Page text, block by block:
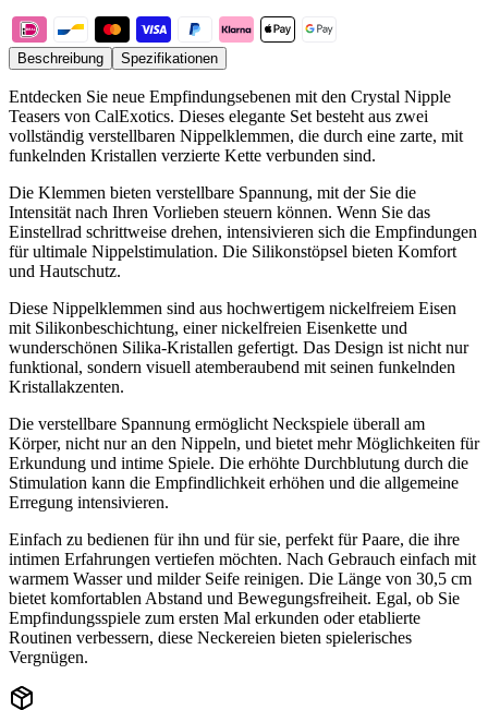
Beschreibung Spezifikationen
Entdecken Sie neue Empfindungsebenen mit den Crystal Nipple
Teasers von CalExotics. Dieses elegante Set besteht aus zwei
vollständig verstellbaren Nippelklemmen, die durch eine zarte, mit
funkelnden Kristallen verzierte Kette verbunden sind.
Die Klemmen bieten verstellbare Spannung, mit der Sie die
Intensität nach Ihren Vorlieben steuern können. Wenn Sie das
Einstellrad schrittweise drehen, intensivieren sich die Empfindungen
für ultimale Nippelstimulation. Die Silikonstöpsel bieten Komfort
und Hautschutz.
Diese Nippelklemmen sind aus hochwertigem nickelfreiem Eisen
mit Silikonbeschichtung, einer nickelfreien Eisenkette und
wunderschönen Silika-Kristallen gefertigt. Das Design ist nicht nur
funktional, sondern visuell atemberaubend mit seinen funkelnden
Kristallakzenten.
Die verstellbare Spannung ermöglicht Neckspiele überall am
Körper, nicht nur an den Nippeln, und bietet mehr Möglichkeiten für
Erkundung und intime Spiele. Die erhöhte Durchblutung durch die
Stimulation kann die Empfindlichkeit erhöhen und die allgemeine
Erregung intensivieren.
Einfach zu bedienen für ihn und für sie, perfekt für Paare, die ihre
intimen Erfahrungen vertiefen möchten. Nach Gebrauch einfach mit
warmem Wasser und milder Seife reinigen. Die Länge von 30,5 cm
bietet komfortablen Abstand und Bewegungsfreiheit. Egal, ob Sie
Empfindungsspiele zum ersten Mal erkunden oder etablierte
Routinen verbessern, diese Neckereien bieten spielerisches
Vergnügen.